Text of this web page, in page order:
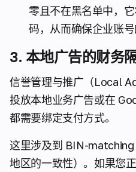
零且不在黑名单中，
码，从而确保企业账号
3. 本地广告的财务
信誉管理与推广（Local
投放本地业务广告或在
都需要绑定支付方式。
这里涉及到 BIN-matching
地区的一致性）。如果您